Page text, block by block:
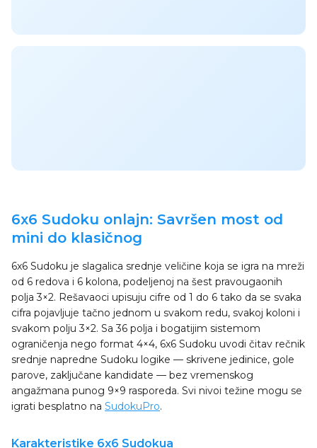
6x6 Sudoku onlajn: Savršen most od
mini do klasičnog
6x6 Sudoku je slagalica srednje veličine koja se igra na mreži
od 6 redova i 6 kolona, podeljenoj na šest pravougaonih
polja 3×2. Rešavaoci upisuju cifre od 1 do 6 tako da se svaka
cifra pojavljuje tačno jednom u svakom redu, svakoj koloni i
svakom polju 3×2. Sa 36 polja i bogatijim sistemom
ograničenja nego format 4×4, 6x6 Sudoku uvodi čitav rečnik
srednje napredne Sudoku logike — skrivene jedinice, gole
parove, zaključane kandidate — bez vremenskog
angažmana punog 9×9 rasporeda. Svi nivoi težine mogu se
igrati besplatno na SudokuPro.
Karakteristike 6x6 Sudokua